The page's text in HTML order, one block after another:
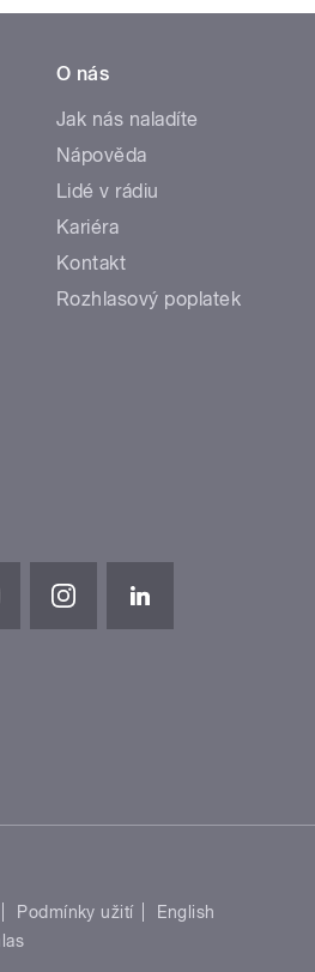
O nás
Jak nás naladíte
Nápověda
Lidé v rádiu
Kariéra
Kontakt
Rozhlasový poplatek
Podmínky užití
English